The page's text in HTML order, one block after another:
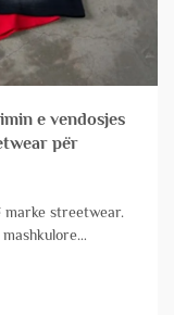
e vendosjes
për
streetwear.